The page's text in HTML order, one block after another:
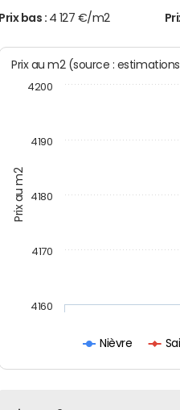
Prix bas : 4 127 €/m2
Prix au m2
Prix au m2 (source :
Nièvre
4160
4170
4180
4190
4200